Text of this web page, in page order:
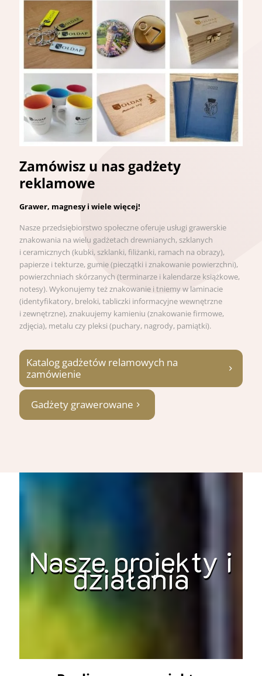
Zamówisz u nas gadżety
reklamowe
Grawer, magnesy i wiele więcej!
Nasze przedsiębiorstwo społeczne oferuje usługi grawerskie
znakowania na wielu gadżetach drewnianych, szklanych
i ceramicznych (kubki, szklanki, filiżanki, ramach na obrazy),
papierze i tekturze, gumie (pieczątki i znakowanie powierzchni),
powierzchniach skórzanych (terminarze i kalendarze książkowe,
notesy). Wykonujemy też znakowanie i tniemy w laminacie
(identyfikatory, breloki, tabliczki informacyjne wewnętrzne
i zewnętrzne), znakuujemy kamieniu (znakowanie firmowe,
zdjęcia), metalu czy pleksi (puchary, nagrody, pamiątki).
Katalog gadżetów relamowych na
zamówienie
Gadżety grawerowane
Nasze projekty i
działania